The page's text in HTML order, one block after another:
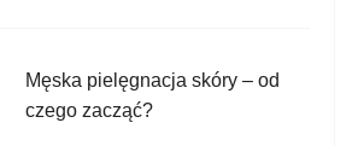
Męska pielęgnacja skóry – od
czego zacząć?